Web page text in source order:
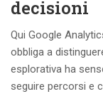
decisioni
Qui Google
obbliga a
esplorativa ha
seguire percorsi e